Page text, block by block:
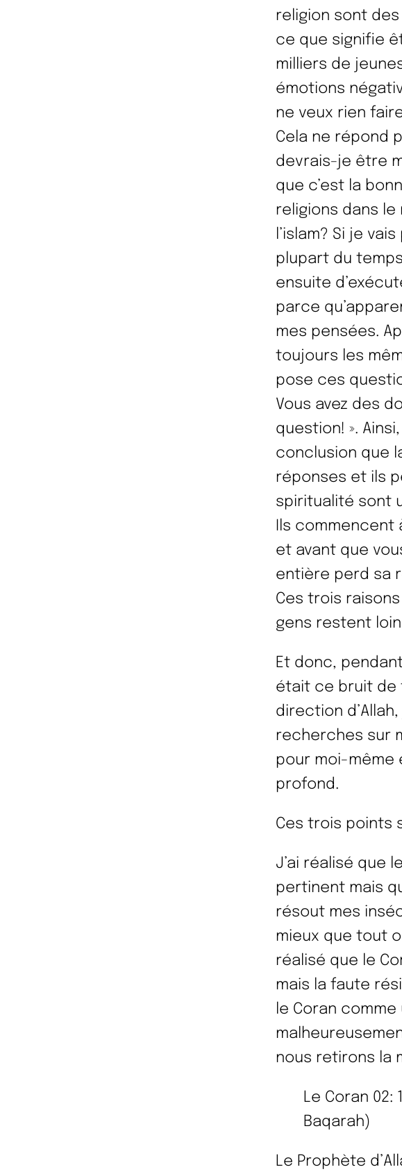
religion sont
ce que signifie
milliers de
émotions
ne veux rien faire
Cela ne répond
devrais-je être
que c’est la
religions dans
l’islam? Si je
plupart du
ensuite
parce
mes pensées.
toujours les
pose ces
Vous avez des
question! ».
conclusion que
réponses et ils
spiritualité sont
Ils commencent
et avant que
entière perd sa
Ces trois
gens restent loin
Et donc,
était ce bruit de
direction
recherches sur
pour moi-même
profond.
Ces trois points
J’ai réalisé que
pertinent mais
résout mes
mieux que tout
réalisé que le
mais la faute
le Coran
nous retirons la
Le Coran 02:
Baqarah)
Le Prophète